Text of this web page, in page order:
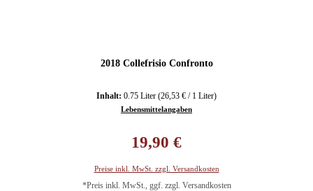
2018 Collefrisio Confronto
Inhalt: 0.75 Liter (26,53 € / 1 Liter)
Lebensmittelangaben
19,90 €
Preise inkl. MwSt. zzgl. Versandkosten
*Preis inkl. MwSt., ggf. zzgl. Versandkosten